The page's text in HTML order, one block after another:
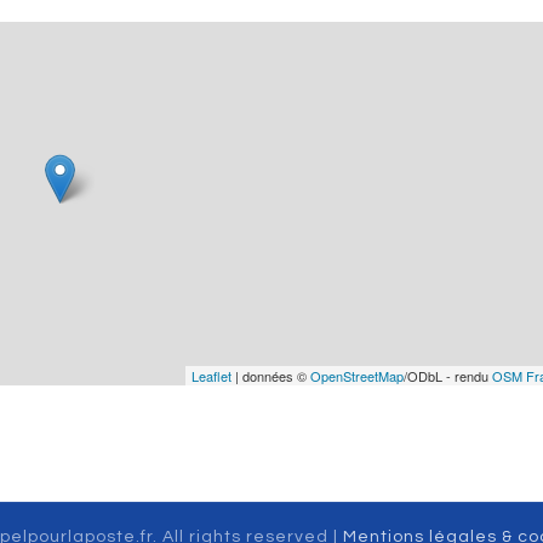
Leaflet | données ©OpenStreetMap/ODbL - renduOSM
All rights reserved | Mentions légales &